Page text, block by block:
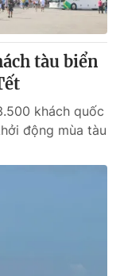
tàu biển
khách quốc
động mùa tàu